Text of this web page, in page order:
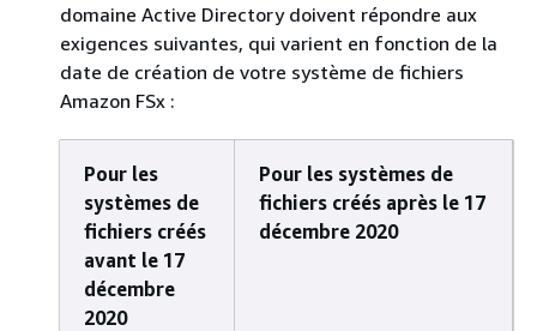
domaine Active Directory doivent répondre aux
exigences suivantes, qui varient en fonction de la
date de création de votre système de fichiers
Amazon FSx :
Pour les
systèmes de
fichiers créés
avant le 17
décembre
2020
Pour les systèmes de
fichiers créés après le 17
décembre 2020